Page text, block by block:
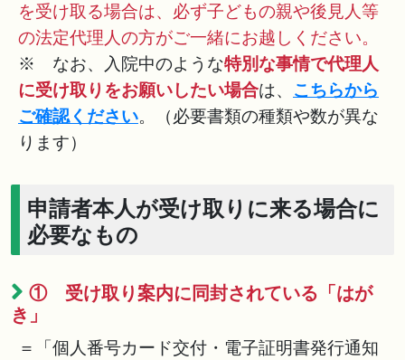
を受け取る場合は、 必ず子どもの親や後見人等
の法定代理人の方がご一緒にお越しください。
※ なお、入院中のような特別な事情で代理人
に受け取りをお願いしたい場合は、 こちらから
ご確認ください。（必要書類の種類や数が異な
ります）
申請者本人が受け取りに来る場合に
必要なもの
① 受け取り案内に同封されている「はが
き」
＝「個人番号カード交付・電子証明書発行通知